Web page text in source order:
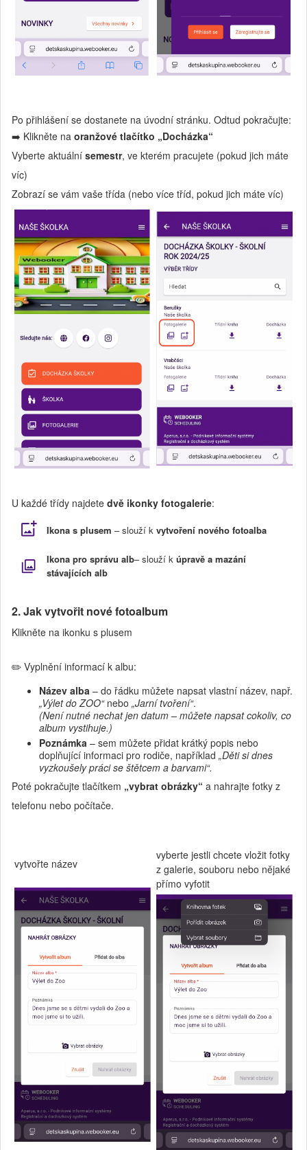
Po přihlášení se dostanete na úvodní stránku. Odtud pokračujte:
➡️ Klikněte na oranžové tlačítko „Docházka“
Vyberte aktuální semestr, ve kterém pracujete (pokud jich máte
víc)
Zobrazí se vám vaše třída (nebo více tříd, pokud jich máte víc)
U každé třídy najdete dvě ikonky fotogalerie:
Ikona s plusem – slouží k vytvoření nového fotoalba
Ikona pro správu alb– slouží k úpravě a mazání
stávajících alb
2. Jak vytvořit nové fotoalbum
Klikněte na ikonku s plusem
✏️ Vyplnění informací k albu:
Název alba – do řádku můžete napsat vlastní název, např.
„Výlet do ZOO“nebo „Jarní tvoření“.
(Není nutné nechat jen datum – můžete napsat cokoliv, co
album vystihuje.)
Poznámka – sem můžete přidat krátký popis nebo
doplňující informaci pro rodiče, například „Děti si dnes
vyzkoušely práci se štětcem a barvami“.
Poté pokračujte tlačítkem „vybrat obrázky“ a nahrajte fotky z
telefonu nebo počítače.
vytvořte název
vyberte jestli chcete vložit fotky
z galerie, souboru nebo nějaké
přímo vyfotit